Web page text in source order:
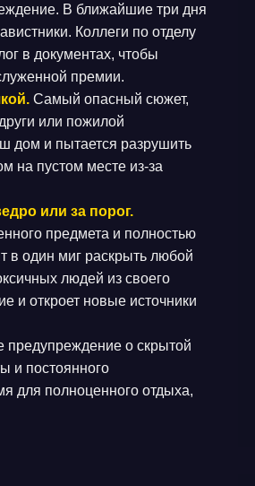
В ближайшие три дня
Коллеги по отделу
в документах, чтобы
премии.
Самый опасный сюжет,
или пожилой
дом и пытается разрушить
на пустом месте из-за
или за порог.
предмета и полностью
в один миг раскрыть любой
людей из своего
и откроет новые источники
предупреждение о скрытой
и постоянного
для полноценного отдыха,